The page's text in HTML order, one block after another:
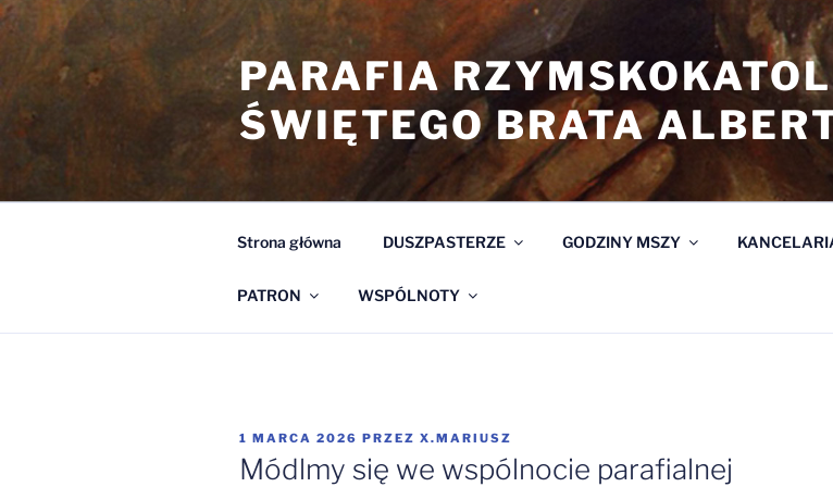
Przejdź
PARAFIA
ŚWIĘTEGO BRATA
Strona główna DUSZPASTERZE GODZINY MSZY
PATRON WSPÓLNOTY
OPUBLIKOWANE
W
1 MARCA 2026 PRZEZ X.MARIUSZ
Módlmy się we wspólnocie parafialnej